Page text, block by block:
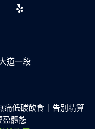
道一段
痛低碳飲食｜告別精算
盈體態